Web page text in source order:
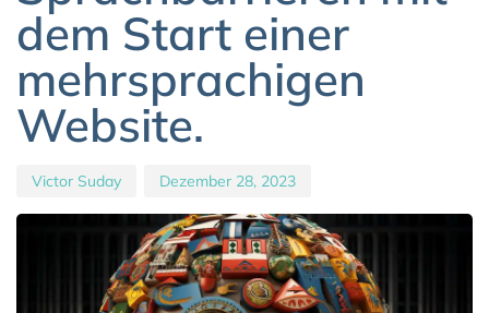
dem Start einer
mehrsprachigen
Website.
Victor Suday Dezember 28, 2023